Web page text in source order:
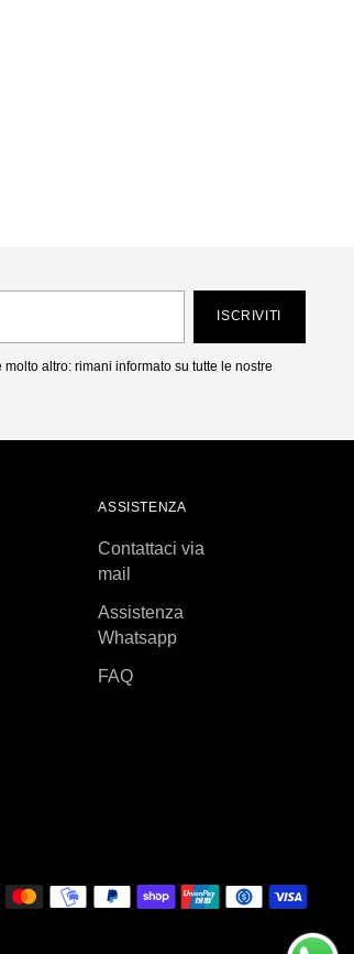
ISCRIVITI
altro: rimani informato su tutte le nostre
ASSISTENZA
Contattaci via
mail
Assistenza
Whatsapp
FAQ